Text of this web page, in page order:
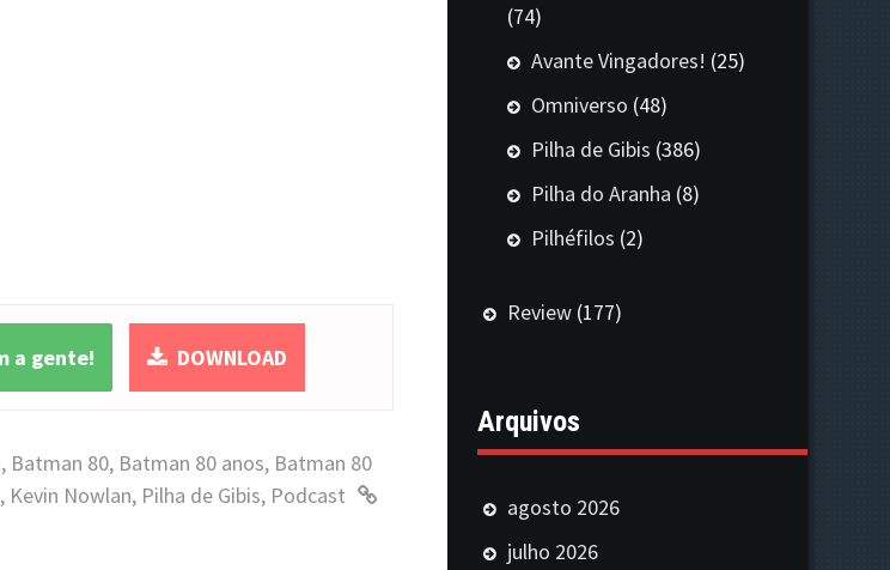
a gente! DOWNLOAD
, Batman 80, Batman 80 anos, Batman 80
, Kevin Nowlan, Pilha de Gibis, Podcast
(74)
Avante Vingadores! (25)
Omniverso (48)
Pilha de Gibis (386)
Pilha do Aranha (8)
Pilhéfilos (2)
Review (177)
Arquivos
agosto 2026
julho 2026